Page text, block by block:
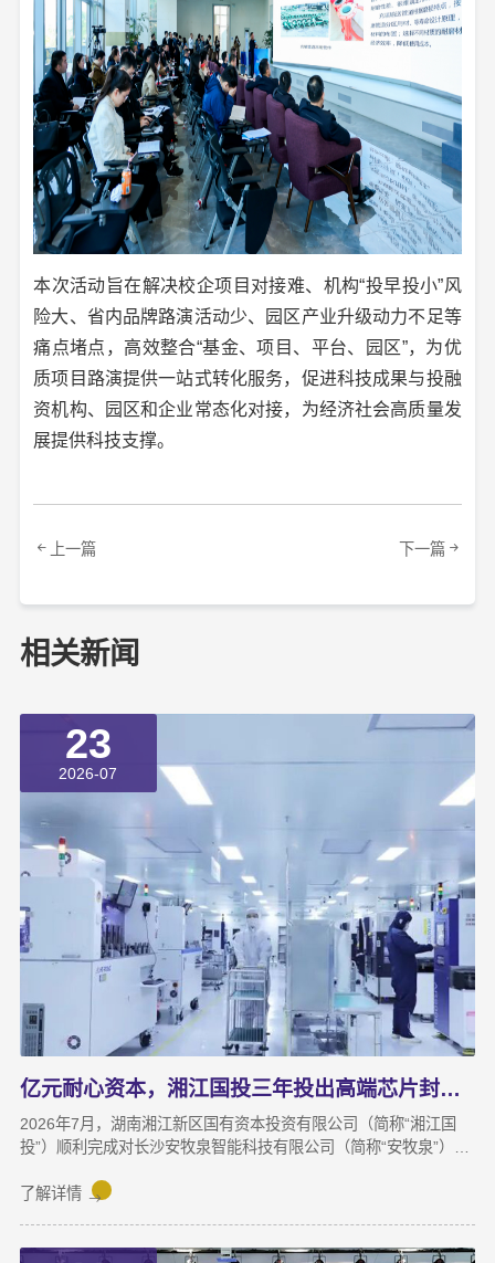
本次活动旨在解决校企项目对接难、机构“投早投小”风
险大、省内品牌路演活动少、园区产业升级动力不足等
痛点堵点，高效整合“基金、项目、平台、园区”，为优
质项目路演提供一站式转化服务，促进科技成果与投融
资机构、园区和企业常态化对接，为经济社会高质量发
展提供科技支撑。
上一篇 下一篇
相关新闻
23
2026-07
亿元耐心资本，湘江国投三年投出高端芯片封测“尖子生”
2026年7月，湖南湘江新区国有资本投资有限公司（简称“湘江国
投”）顺利完成对长沙安牧泉智能科技有限公司（简称“安牧泉”）
本依托旗下自主管理的3支产业基金，累计对安牧泉投资已达1亿
了解详情